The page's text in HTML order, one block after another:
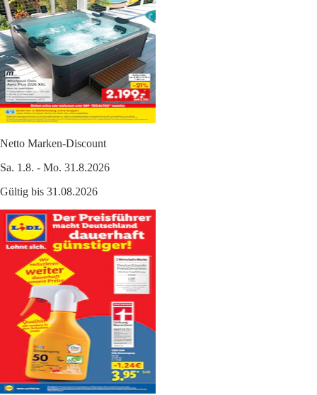
Netto Marken-Discount
Sa. 1.8. - Mo. 31.8.2026
Gültig bis 31.08.2026